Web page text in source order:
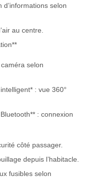
selon
au centre.
selon
: vue 360°
: connexion
côté passager.
depuis l’habitacle.
fusibles selon